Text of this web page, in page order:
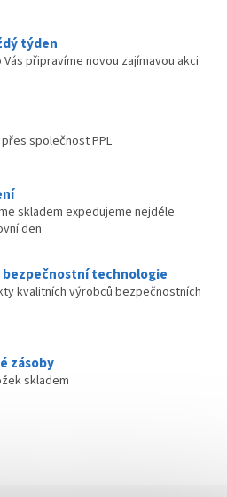
týden
připravíme novou zajímavou akci
společnost PPL
skladem expedujeme nejdéle
den
bezpečnostní technologie
kvalitních výrobců bezpečnostních
zásoby
skladem